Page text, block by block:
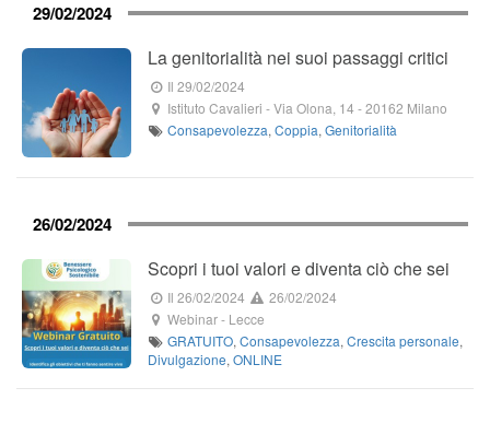
29/02/2024
La genitorialità nei suoi passaggi critici
Il 29/02/2024
Istituto Cavalieri -Via Olona, 14 -20162 Milano
Consapevolezza,Coppia,Genitorialità
26/02/2024
Scopri i tuoi valori e diventa ciò che sei
Il 26/02/2024
26/02/2024
Webinar- Lecce
GRATUITO,Consapevolezza,Crescita personale,
Divulgazione, ONLINE